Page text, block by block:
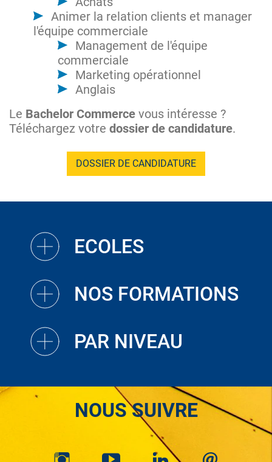
Animer la relation clients et manager
l'équipe commerciale
Management de l'équipe
commerciale
Marketing opérationnel
Anglais
Le Bachelor Commerce vous intéresse ?
Téléchargez votre dossier de candidature.
DOSSIER DE CANDIDATURE
ECOLES
NOS FORMATIONS
PAR NIVEAU
NOUS SUIVRE